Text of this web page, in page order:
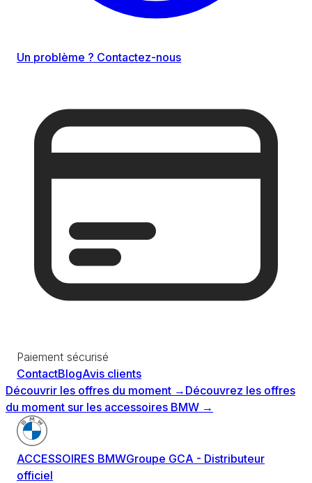
Un problème ? Contactez-nous
Paiement sécurisé
ContactBlogAvis clients
Découvrir les offres du moment → Découvrez les offres
du moment sur les accessoires BMW →
ACCESSOIRES BMWGroupe GCA - Distributeur
officiel